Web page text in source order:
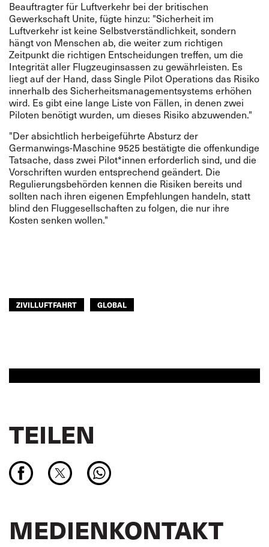
Beauftragter für Luftverkehr bei der britischen
Gewerkschaft Unite, fügte hinzu: "Sicherheit im
Luftverkehr ist keine Selbstverständlichkeit, sondern
hängt von Menschen ab, die weiter zum richtigen
Zeitpunkt die richtigen Entscheidungen treffen, um die
Integrität aller Flugzeuginsassen zu gewährleisten. Es
liegt auf der Hand, dass Single Pilot Operations das Risiko
innerhalb des Sicherheitsmanagementsystems erhöhen
wird. Es gibt eine lange Liste von Fällen, in denen zwei
Piloten benötigt wurden, um dieses Risiko abzuwenden."
"Der absichtlich herbeigeführte Absturz der
Germanwings-Maschine 9525 bestätigte die offenkundige
Tatsache, dass zwei Pilot*innen erforderlich sind, und die
Vorschriften wurden entsprechend geändert. Die
Regulierungsbehörden kennen die Risiken bereits und
sollten nach ihren eigenen Empfehlungen handeln, statt
blind den Fluggesellschaften zu folgen, die nur ihre
Kosten senken wollen."
ZIVILLUFTFAHRT GLOBAL
TEILEN
MEDIENKONTAKT